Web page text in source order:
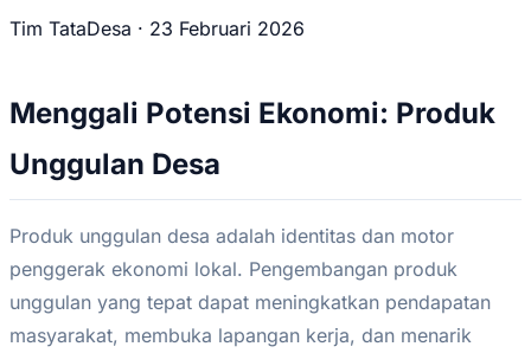
Tim TataDesa · 23 Februari 2026
Menggali Potensi Ekonomi: Produk
Unggulan Desa
Produk unggulan desa adalah identitas dan motor
penggerak ekonomi lokal. Pengembangan produk
unggulan yang tepat dapat meningkatkan pendapatan
masyarakat, membuka lapangan kerja, dan menarik